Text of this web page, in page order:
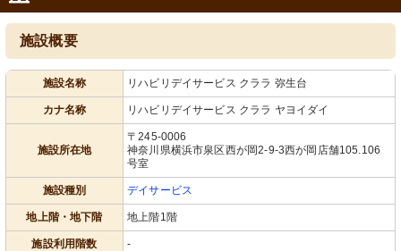
施設概要
施設名称 リハビリデイサービス クララ 弥生台
カナ名称 リハビリデイサービス クララ ヤヨイダイ
施設所在地
〒245-0006
神奈川県横浜市泉区西が岡2-9-3西が岡店舗105.106
号室
施設種別 デイサービス
地上階・地下階 地上階1階
施設利用階数 -